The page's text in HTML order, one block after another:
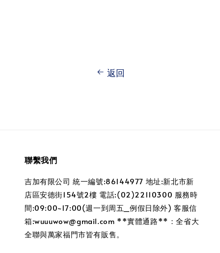
返回
聯繫我們
吉加有限公司 統一編號:86144977 地址:新北市新
店區安德街154號2樓 電話:(02)22110300 服務時
間:09:00~17:00(週一到周五_例假日除外) 客服信
箱:wuuuwow@gmail.com **實體通路**：全省大
全聯與萬家福門市皆有販售。